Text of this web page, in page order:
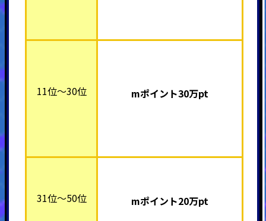
11位～30位 mポイント30万pt
31位～50位 mポイント20万pt